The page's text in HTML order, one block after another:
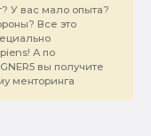
У вас мало опыта?
Все это
А по
вы получите
менторинга